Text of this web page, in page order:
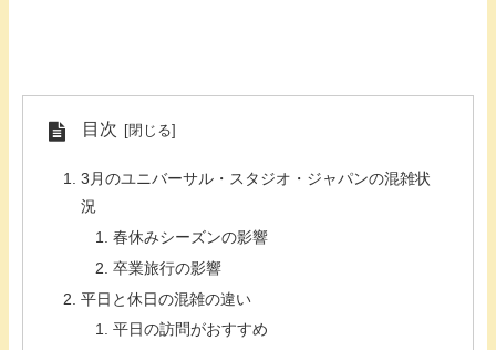
目次
3月のユニバーサル・スタジオ・ジャパンの混雑状
況
春休みシーズンの影響
卒業旅行の影響
平日と休日の混雑の違い
平日の訪問がおすすめ